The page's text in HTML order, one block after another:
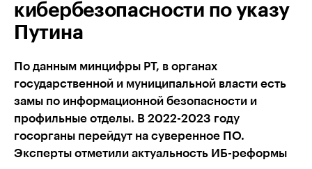
кибербезопасности по указу
Путина
По данным минцифры РТ, в органах
государственной и муниципальной власти есть
замы по информационной безопасности и
профильные отделы. В 2022-2023 году
госорганы перейдут на суверенное ПО.
Эксперты отметили актуальность ИБ-реформы